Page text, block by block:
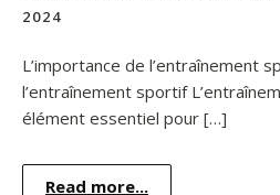
2024
L’importance de l’entraînement
l’entraînement sportif
élément essentiel pour […]
Read more...